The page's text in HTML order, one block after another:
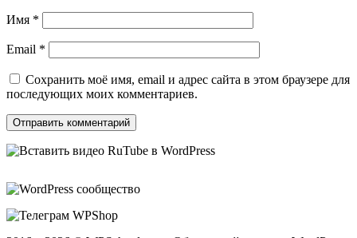
Имя *
Email *
Сохранить моё имя, email и адрес сайта в этом браузере для
последующих моих комментариев.